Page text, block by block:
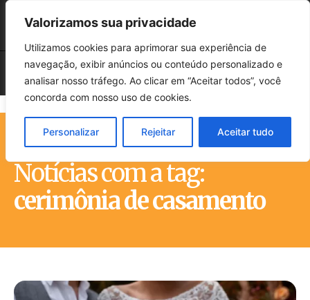
Valorizamos sua privacidade
Utilizamos cookies para aprimorar sua experiência de
navegação, exibir anúncios ou conteúdo personalizado e
analisar nosso tráfego. Ao clicar em “Aceitar todos”, você
concorda com nosso uso de cookies.
Personalizar Rejeitar Aceitar tudo
Notícias com a tag:
cerimônia de casamento